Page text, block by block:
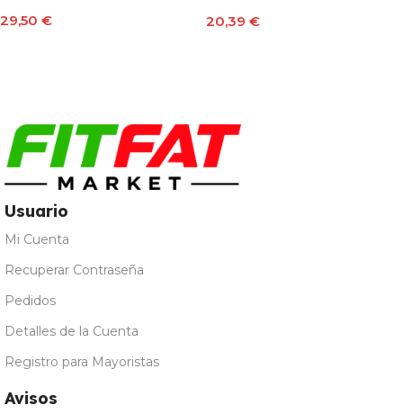
29,50 € 20,39 €
Usuario
Mi Cuenta
Recuperar Contraseña
Pedidos
Detalles de la Cuenta
Registro para Mayoristas
Avisos